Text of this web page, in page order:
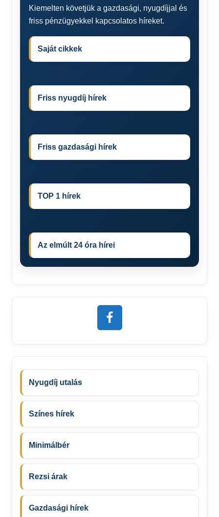
Kiemelten követjük a gazdasági, nyugdíjjal és
friss pénzügyekkel kapcsolatos híreket.
Saját cikkek
Friss nyugdíj hírek
Friss gazdasági hírek
TOP 1 hírek
Az elmúlt 24 óra hírei
Nyugdíj utalás
Színes hírek
Minimálbér
Rezsi árak
Gazdasági hírek